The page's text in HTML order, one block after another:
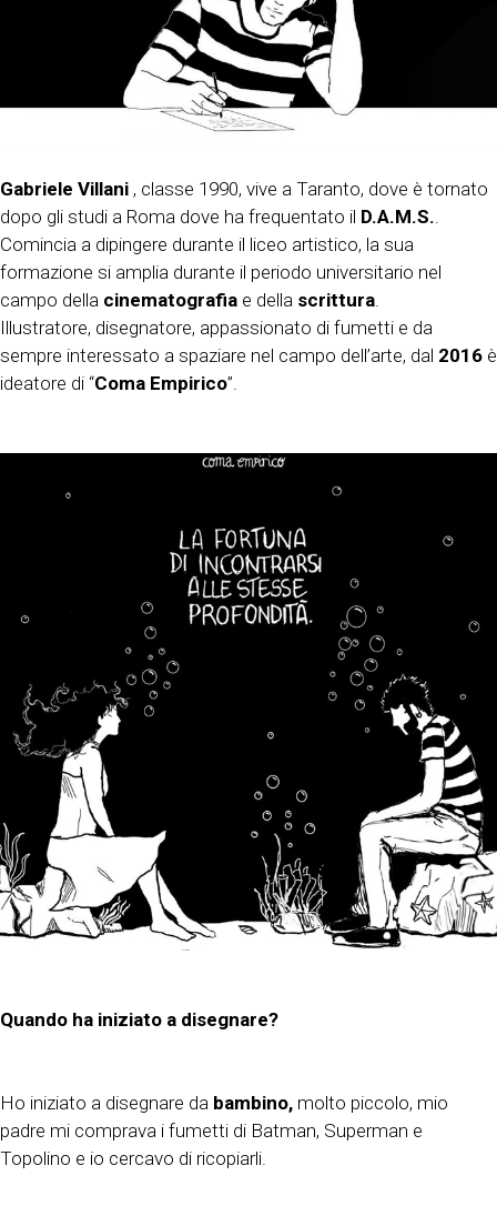
Gabriele Villani , classe 1990, vive a Taranto, dove è tornato
dopo gli studi a Roma dove ha frequentato il D.A.M.S..
Comincia a dipingere durante il liceo artistico, la sua
formazione si amplia durante il periodo universitario nel
campo della cinematografia e della scrittura.
Illustratore, disegnatore, appassionato di fumetti e da
sempre interessato a spaziare nel campo dell’arte, dal 2016 è
ideatore di “Coma Empirico”.
Quando ha iniziato a disegnare?
Ho iniziato a disegnare da bambino, molto piccolo, mio
padre mi comprava i fumetti di Batman, Superman e
Topolino e io cercavo di ricopiarli.